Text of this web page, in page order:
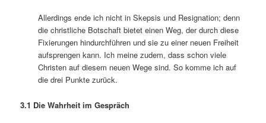
Allerdings ende ich nicht in Skepsis und Resignation; denn
die christliche Botschaft bietet einen Weg, der durch diese
Fixierungen hindurchführen und sie zu einer neuen Freiheit
aufsprengen kann. Ich meine zudem, dass schon viele
Christen auf diesem neuen Wege sind. So komme ich auf
die drei Punkte zurück.
3.1 Die Wahrheit im Gespräch